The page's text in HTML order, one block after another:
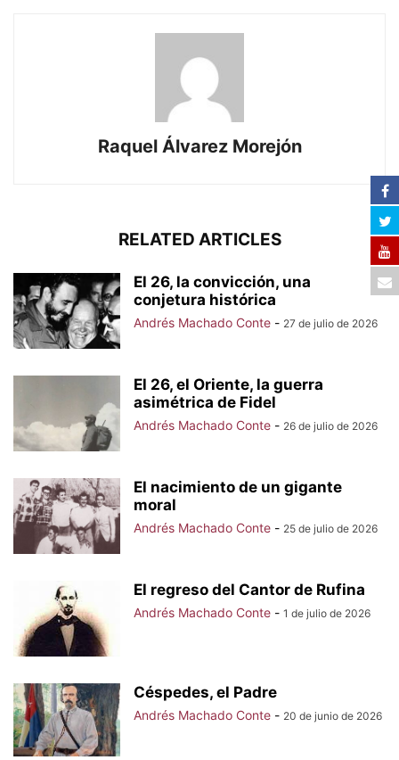
Raquel Álvarez Morejón
RELATED ARTICLES
El 26, la convicción, una
conjetura histórica
Andrés Machado Conte - 27 de julio de 2026
El 26, el Oriente, la guerra
asimétrica de Fidel
Andrés Machado Conte - 26 de julio de 2026
El nacimiento de un gigante
moral
Andrés Machado Conte - 25 de julio de 2026
El regreso del Cantor de Rufina
Andrés Machado Conte - 1 de julio de 2026
Céspedes, el Padre
Andrés Machado Conte - 20 de junio de 2026